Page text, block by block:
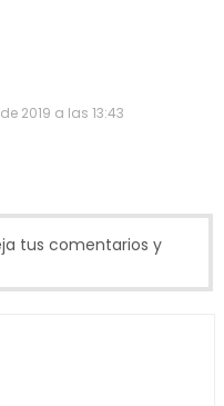
2019 a las 13:43
tus comentarios y